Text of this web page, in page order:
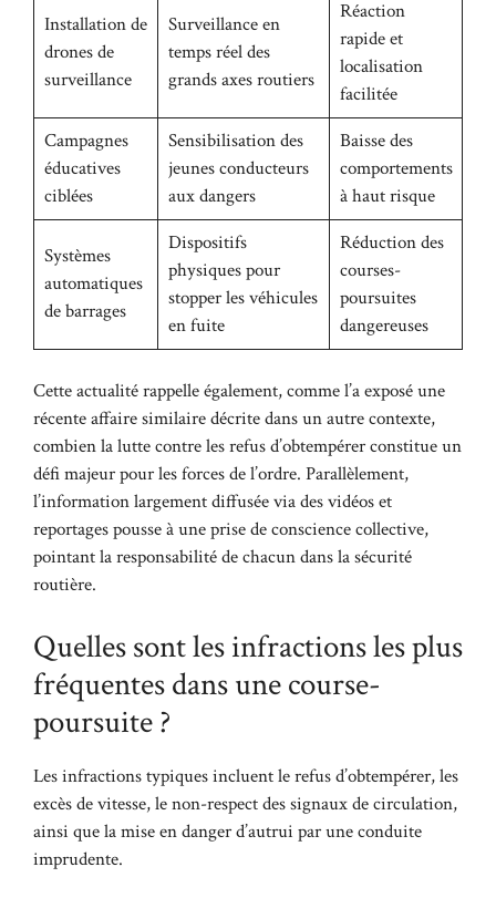
Installation de
drones de
surveillance
Surveillance en
temps réel des
grands axes routiers
Réaction
rapide et
localisation
facilitée
Campagnes
éducatives
ciblées
Sensibilisation des
jeunes conducteurs
aux dangers
Baisse des
comportements
à haut risque
Systèmes
automatiques
de barrages
Dispositifs
physiques pour
stopper les véhicules
en fuite
Réduction des
courses-
poursuites
dangereuses
Cette actualité rappelle également, comme l’a exposé une
récente affaire similairedécrite dans un autre contexte,
combien la lutte contre les refus d’obtempérer constitue un
défi majeur pour les forces de l’ordre. Parallèlement,
l’information largement diffusée via des vidéos et
reportages pousse à une prise de conscience collective,
pointant la responsabilité de chacun dans la sécurité
routière.
Quelles sont les infractions les plus
fréquentes dans une course-
poursuite ?
Les infractions typiques incluent le refus d’obtempérer, les
excès de vitesse, le non-respect des signaux de circulation,
ainsi que la mise en danger d’autrui par une conduite
imprudente.